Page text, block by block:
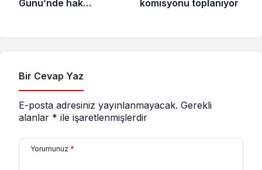
Günü’nde hak
komisyonu toplanıyor
Bir Cevap Yaz
E-posta adresiniz yayınlanmayacak. Gerekli
alanlar * ile işaretlenmişlerdir
Yorumunuz *